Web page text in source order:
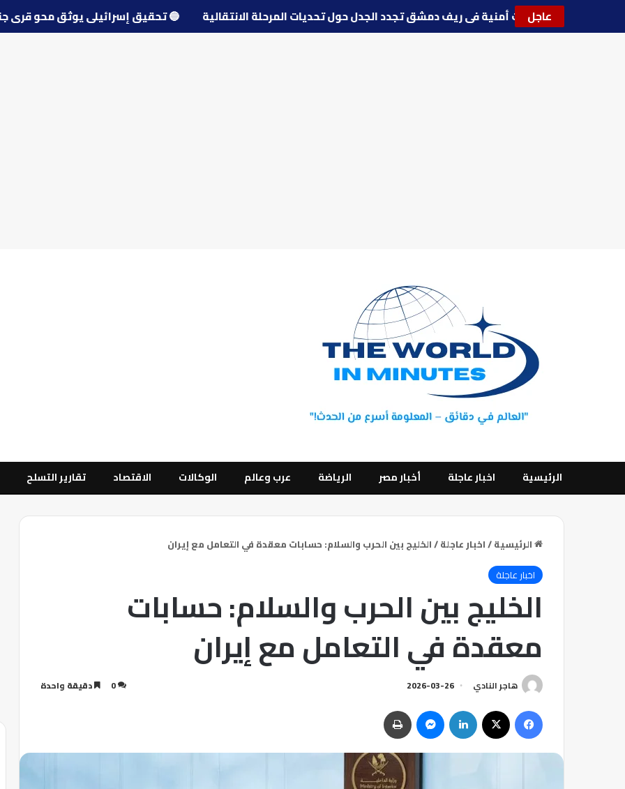
عاجل
🔵 توترات أمنية في ريف دمشق تجدد الجدل حول تحديات المرحلة الانتقالية 🔵تحقيق إسرائيلي يوثق محو
الرئيسية اخبار عاجلة أخبار مصر الرياضة عرب وعالم الوكالات الاقتصاد تقارير التسلح
الرئيسية/اخبار عاجلة/الخليج بين الحرب والسلام: حسابات معقدة في التعامل مع إيران
اخبار عاجلة
الخليج بين الحرب والسلام: حسابات
معقدة في التعامل مع إيران
هاجر النادي 2026-03-26
0 دقيقة واحدة